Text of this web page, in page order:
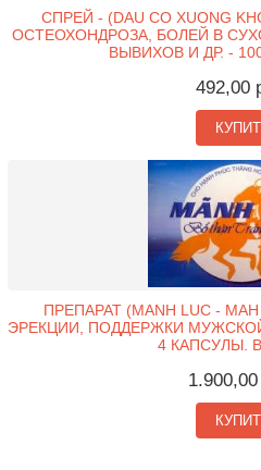
СПРЕЙ - (DAU CO XUONG
ОСТЕОХОНДРОЗА, БОЛЕЙ В
ВЫВИХОВ И ДР. -
492,00
ПРЕПАРАТ (MANH LUC -
ЭРЕКЦИИ, ПОДДЕРЖКИ
4 КАПСУЛЫ.